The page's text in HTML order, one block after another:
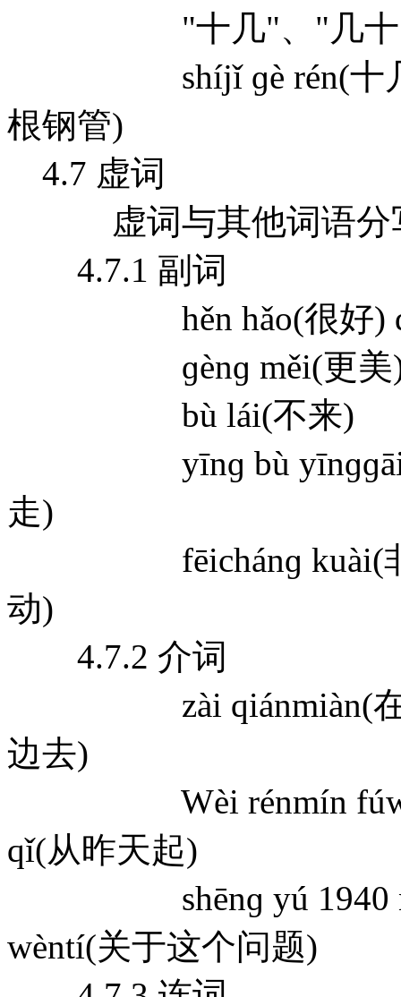
"十几"、"几十"
shíjǐ ɡè rén(十几个
根钢管)
4.7 虚词
虚词与其他词语分
4.7.1 副词
hěn hǎo(很好)
ɡènɡ měi(更美)
bù lái(不来)
yīnɡ bù yīnɡɡāi(应
走)
fēichánɡ kuài(非常
动)
4.7.2 介词
zài qiánmiàn(在前
边去)
Wèi rénmín fúwù(
qǐ(从昨天起)
shēnɡ yú 1940 nián(
wèntí(关于这个问题)